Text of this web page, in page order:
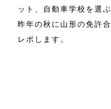
ット、自動車学校を選
昨年の秋に山形の免許
レポします。